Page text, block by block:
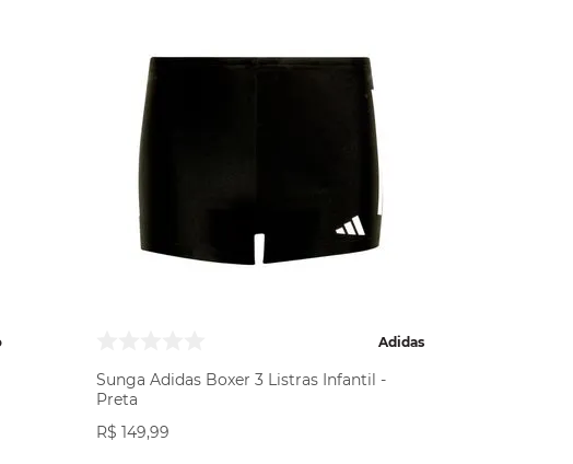
Adidas
Sunga Adidas Boxer 3 Listras Infantil -
Preta
R$ 149,99